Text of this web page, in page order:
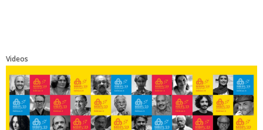
Videos